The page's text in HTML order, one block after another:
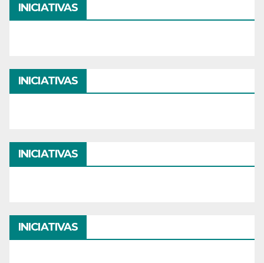
INICIATIVAS
INICIATIVAS
INICIATIVAS
INICIATIVAS